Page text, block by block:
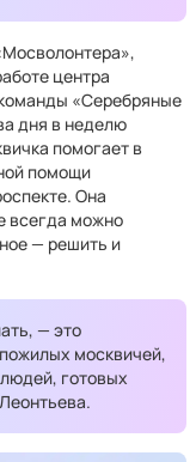
центра
«Серебряные
дня в неделю
помогает в
помощи
Она
всегда можно
— решить и
— это
москвичей,
готовых